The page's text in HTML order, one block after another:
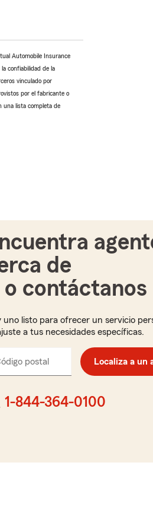
Automobile Insurance
confiabilidad de la
vinculado por
por el fabricante o
una lista completa de
de
contáctanos
uno listo para ofrecer un servicio
a tus necesidades específicas.
postal
de
Localiza a un
1-844-364-0100